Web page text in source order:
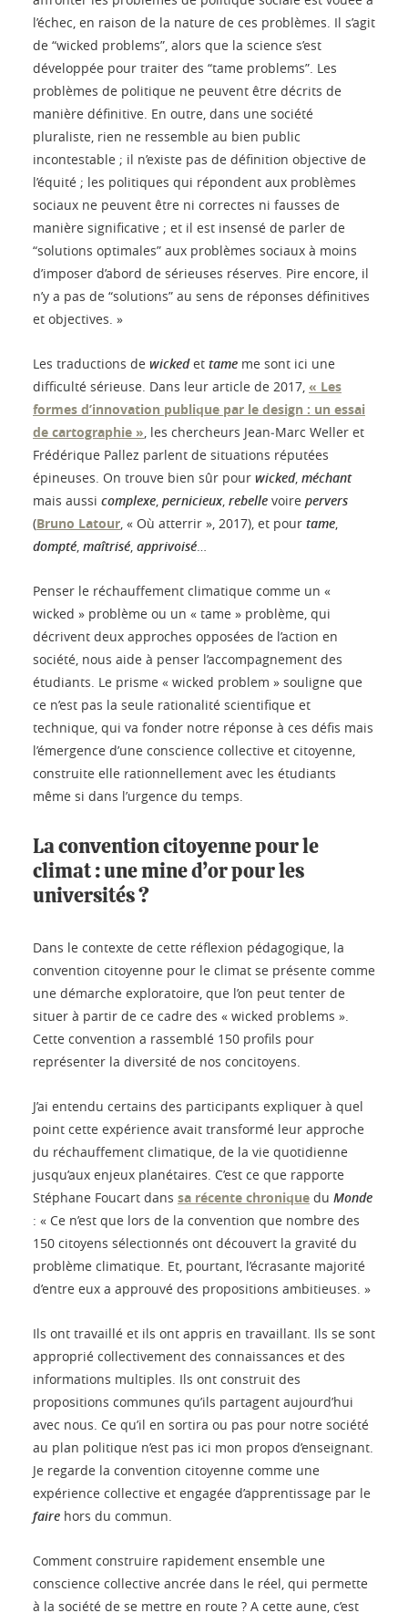
l’échec, en raison de la nature de ces problèmes. Il s’agit
de “wicked problems”, alors que la science s’est
développée pour traiter des “tame problems”. Les
problèmes de politique ne peuvent être décrits de
manière définitive. En outre, dans une société
pluraliste, rien ne ressemble au bien public
incontestable ; il n’existe pas de définition objective de
l’équité ; les politiques qui répondent aux problèmes
sociaux ne peuvent être ni correctes ni fausses de
manière significative ; et il est insensé de parler de
“solutions optimales” aux problèmes sociaux à moins
d’imposer d’abord de sérieuses réserves. Pire encore, il
n’y a pas de “solutions” au sens de réponses définitives
et objectives. »
Les traductions de wickedet tame me sont ici une
difficulté sérieuse. Dans leur article de 2017, « Les
formes d’innovation publique par le design : un essai
de cartographie », les chercheurs Jean‑Marc Weller et
Frédérique Pallez parlent de situations réputées
épineuses. On trouve bien sûr pour wicked, méchant
mais aussi complexe, pernicieux, rebelle voire pervers
(Bruno Latour, « Où atterrir », 2017), et pour tame,
dompté, maîtrisé, apprivoisé…
Penser le réchauffement climatique comme un «
wicked » problème ou un « tame » problème, qui
décrivent deux approches opposées de l’action en
société, nous aide à penser l’accompagnement des
étudiants. Le prisme « wicked problem » souligne que
ce n’est pas la seule rationalité scientifique et
technique, qui va fonder notre réponse à ces défis mais
l’émergence d’une conscience collective et citoyenne,
construite elle rationnellement avec les étudiants
même si dans l’urgence du temps.
La convention citoyenne pour le
climat : une mine d’or pour les
universités ?
Dans le contexte de cette réflexion pédagogique, la
convention citoyenne pour le climat se présente comme
une démarche exploratoire, que l’on peut tenter de
situer à partir de ce cadre des « wicked problems ».
Cette convention a rassemblé 150 profils pour
représenter la diversité de nos concitoyens.
J’ai entendu certains des participants expliquer à quel
point cette expérience avait transformé leur approche
du réchauffement climatique, de la vie quotidienne
jusqu’aux enjeux planétaires. C’est ce que rapporte
Stéphane Foucart dans sa récente chronique du Monde
: « Ce n’est que lors de la convention que nombre des
150 citoyens sélectionnés ont découvert la gravité du
problème climatique. Et, pourtant, l’écrasante majorité
d’entre eux a approuvé des propositions ambitieuses. »
Ils ont travaillé et ils ont appris en travaillant. Ils se sont
approprié collectivement des connaissances et des
informations multiples. Ils ont construit des
propositions communes qu’ils partagent aujourd’hui
avec nous. Ce qu’il en sortira ou pas pour notre société
au plan politique n’est pas ici mon propos d’enseignant.
Je regarde la convention citoyenne comme une
expérience collective et engagée d’apprentissage par le
faire hors du commun.
Comment construire rapidement ensemble une
conscience collective ancrée dans le réel, qui permette
à la société de se mettre en route ? A cette aune, c’est